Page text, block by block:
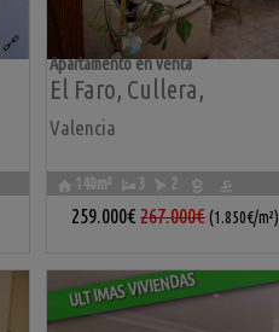
🔗
El Faro, Cullera,
Valencia
Apartamento en venta
140m² 3 2
259.000€ 267.000€(1.850€/m²)
ULTIMAS VIVIENDAS